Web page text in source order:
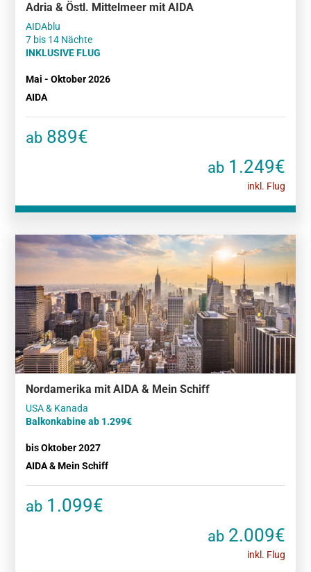
Adria & Östl. Mittelmeer mit AIDA
AIDAblu
7 bis 14 Nächte
INKLUSIVE FLUG
Mai - Oktober 2026
AIDA
ab 889€
ab1.249€
inkl. Flug
Nordamerika mit AIDA & Mein Schiff
Balkonkabine ab 1.299€
bis Oktober 2027
AIDA & Mein Schiff
ab 1.099€
ab2.009€
inkl. Flug